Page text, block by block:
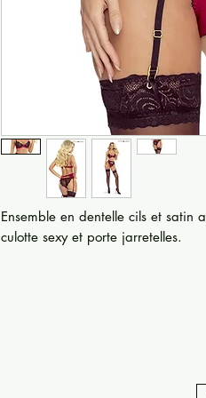
Ensemble en dentelle cils et satin
culotte sexy et porte jarretelles.